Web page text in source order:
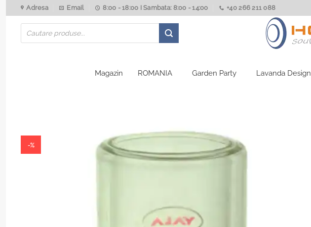
to
content
Adresa Email 8:00 - 18:00 I Sambata: 8:00 - 14:00 +40 266 211 088
Products
search
Magazin ROMANIA Garden Party Lavanda Design
-%